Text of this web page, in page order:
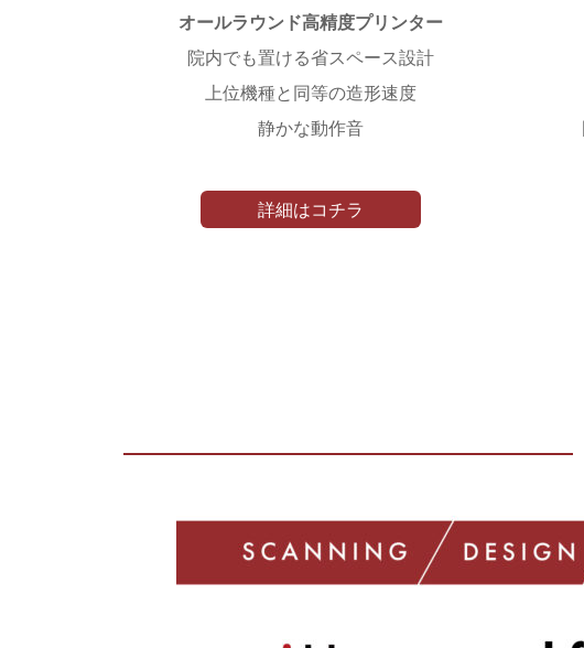
オールラウンド高精度プリンター
院内でも置ける省スペース設計
上位機種と同等の造形速度
静かな動作音
詳細はコチラ